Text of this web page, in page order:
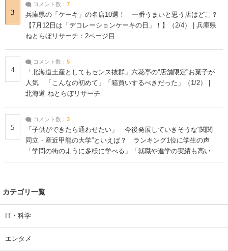
3
コメント数： 7
兵庫県の「ケーキ」の名店10選！ 一番うまいと思う店はどこ？
【7月12日は「デコレーションケーキの日」！】（2/4） | 兵庫県
ねとらぼリサーチ：2ページ目
4
コメント数： 5
「北海道土産としてもセンス抜群」六花亭の“店舗限定”お菓子が
人気 「こんなの初めて」「箱買いするべきだった」（1/2） |
北海道 ねとらぼリサーチ
5
コメント数： 3
「子供ができたら通わせたい」 今後発展していきそうな“関関
同立・産近甲龍の大学”といえば？ ランキング1位に学生の声
「学問の街のように多様に学べる」「就職や進学の実績も高い」
| 大学 ねとらぼリサーチ
カテゴリ一覧
IT・科学
エンタメ